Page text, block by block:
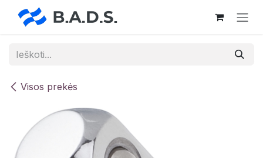
Skip to Content
Visos prekės